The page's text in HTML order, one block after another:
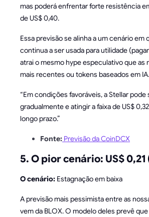
mas poderá enfrentar forte resistência
de US$ 0,40.
Essa previsão se alinha a um cenário em
continua a ser usada para utilidade
atrai o mesmo hype especulativo que as
mais recentes ou tokens baseados em IA.
“Em condições favoráveis, a Stellar
gradualmente e atingir a faixa de US$
longo prazo.”
Fonte: Previsão da CoinDCX
5. O pior cenário: US$ 0,21
O cenário: Estagnação em baixa
A previsão mais pessimista entre as
vem da BLOX. O modelo deles prevê